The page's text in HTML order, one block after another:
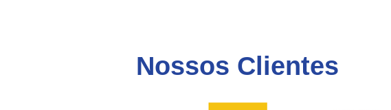
Nossos Clientes